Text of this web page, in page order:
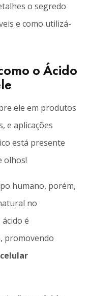
o segredo
e como utilizá-
o Ácido
ele em produtos
e aplicações
está presente
olhos!
humano, porém,
no
é
promovendo